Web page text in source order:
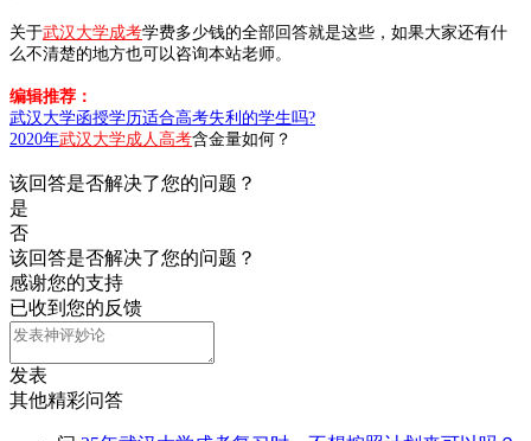
关于武汉大学成考学费多少钱的全部回答就是这些，如果大家还有什
么不清楚的地方也可以咨询本站老师。
编辑推荐：
武汉大学函授学历适合高考失利的学生吗?
2020年武汉大学成人高考含金量如何？
该回答是否解决了您的问题？
是
否
该回答是否解决了您的问题？
感谢您的支持
已收到您的反馈
发表
其他精彩问答